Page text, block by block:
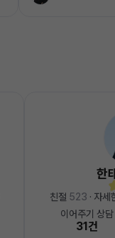
한
친절 523 · 자
이어주기 상담
31건